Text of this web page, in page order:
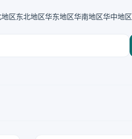
区东北地区华东地区华南地区华中地区